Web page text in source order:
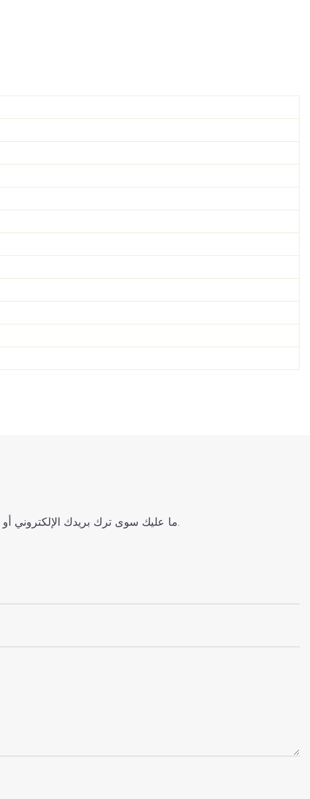
ما عليك سوى ترك بريدك الإلكتروني أو رقم هاتفك في نموذج الاتصال حتى نتمكن من إرسال عرض أسعار مجاني لمجموعة واسعة من التصاميم لدينا.